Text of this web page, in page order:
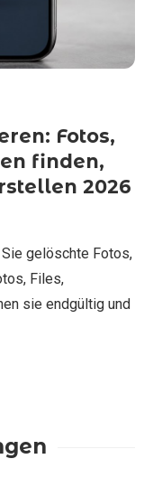
Fotos,
finden,
2026
gelöschte Fotos,
Files,
sie endgültig und